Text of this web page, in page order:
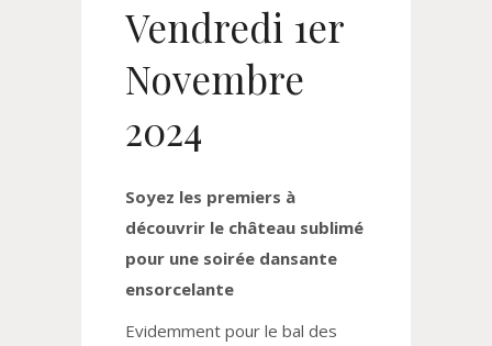
Vendredi 1er
Novembre
2024
Soyez les premiers à
découvrir le château sublimé
pour une soirée dansante
ensorcelante
Evidemment pour le bal des